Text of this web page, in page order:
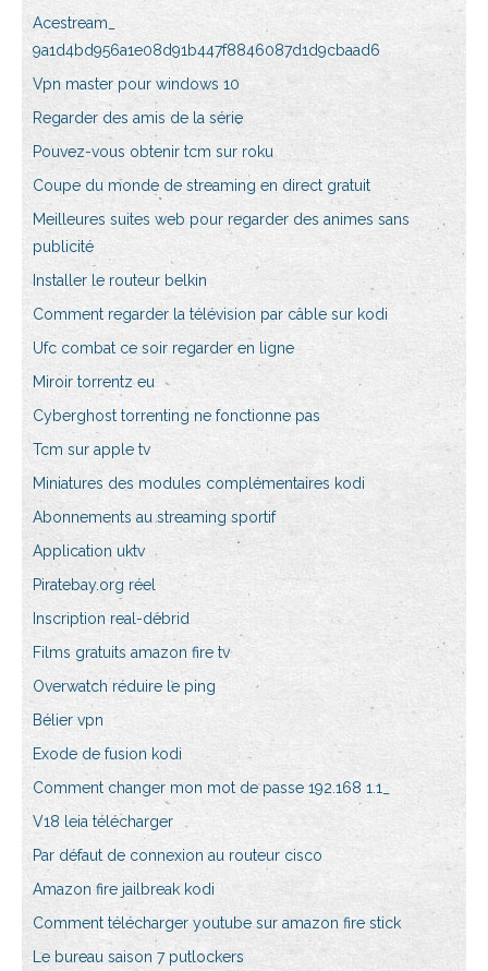
Acestream_
9a1d4bd956a1e08d91b447f8846087d1d9cbaad6
Vpn master pour windows 10
Regarder des amis de la série
Pouvez-vous obtenir tcm sur roku
Coupe du monde de streaming en direct gratuit
Meilleures suites web pour regarder des animes sans
publicité
Installer le routeur belkin
Comment regarder la télévision par câble sur kodi
Ufc combat ce soir regarder en ligne
Miroir torrentz eu
Cyberghost torrenting ne fonctionne pas
Tcm sur apple tv
Miniatures des modules complémentaires kodi
Abonnements au streaming sportif
Application uktv
Piratebay.org réel
Inscription real-débrid
Films gratuits amazon fire tv
Overwatch réduire le ping
Bélier vpn
Exode de fusion kodi
Comment changer mon mot de passe 192.168 1.1_
V18 leia télécharger
Par défaut de connexion au routeur cisco
Amazon fire jailbreak kodi
Comment télécharger youtube sur amazon fire stick
Le bureau saison 7 putlockers